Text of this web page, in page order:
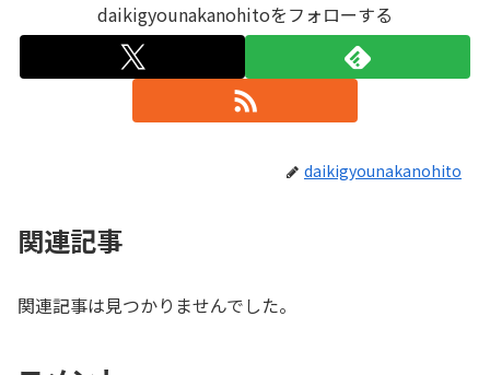
daikigyounakanohitoをフォローする
daikigyounakanohito
関連記事
関連記事は見つかりませんでした。